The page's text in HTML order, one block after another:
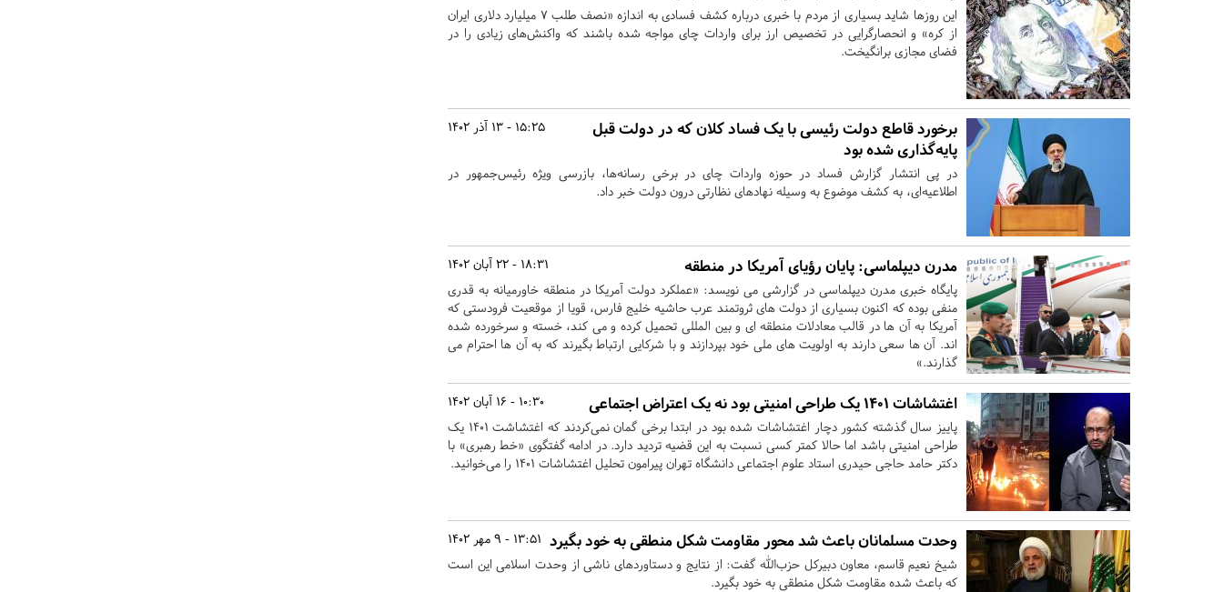
این روزها شاید بسیاری از مردم با خبری درباره کشف فسادی به اندازه «نصف طلب ۷ میلیارد دلاری ایران
از کره» و انحصارگرایی در تخصیص ارز برای واردات چای مواجه شده باشند که واکنش‌های زیادی را در
فضای مجازی برانگیخت.
15:25 - 13 آذر 1402
برخورد قاطع دولت رئیسی با یک فساد کلان که در دولت قبل
پایه‌گذاری شده بود
در پی انتشار گزارش فساد در حوزه واردات چای در برخی رسانه‌ها، بازرسی ویژه رئیس‌جمهور در
اطلاعیه‌ای، به کشف موضوع به وسیله نهادهای نظارتی درون دولت خبر داد.
18:31 - 22 آبان 1402 مدرن دیپلماسی: پایان رؤیای آمریکا در منطقه
پایگاه خبری مدرن دیپلماسی در گزارشی می نویسد: «عملکرد دولت آمریکا در منطقه خاورمیانه به قدری
منفی بوده که اکنون بسیاری از دولت های ثروتمند عرب حاشیه خلیج فارس، قویا از موقعیت فرودستی که
آمریکا به آن ها در قالب معادلات منطقه ای و بین المللی تحمیل کرده و می کند، خسته و سرخورده شده
اند. آن ها سعی دارند به اولویت های ملی خود بپردازند و با شرکایی ارتباط بگیرند که به آن ها احترام می
گذارند.»
10:30 - 16 آبان 1402 اغتشاشات ۱۴۰۱ یک طراحی امنیتی بود نه یک اعتراض اجتماعی
پاییز سال گذشته کشور دچار اغتشاشات شده بود در ابتدا برخی گمان نمی‌کردند که اغتشاشت 1401 یک
طراحی امنیتی باشد اما حالا کمتر کسی نسبت به این قضیه تردید دارد. در ادامه گفتگوی «خط رهبری» با
دکتر حامد حاجی حیدری استاد علوم اجتماعی دانشگاه تهران پیرامون تحلیل اغتشاشات ۱۴۰۱ را می‌خوانید.
13:51 - 9 مهر 1402 وحدت مسلمانان باعث شد محور مقاومت شکل منطقی به خود بگیرد
شیخ نعیم قاسم، معاون دبیرکل حزب‌الله گفت: از نتایج و دستاوردهای ناشی از وحدت اسلامی این است
که باعث شده مقاومت شکل منطقی به خود بگیرد.